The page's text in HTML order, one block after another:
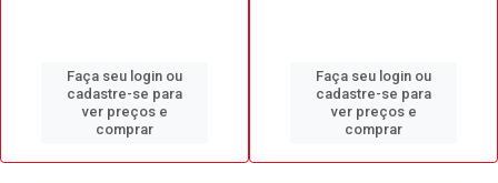
Faça seu login ou
cadastre-se para
ver preços e
comprar
Faça seu login ou
cadastre-se para
ver preços e
comprar